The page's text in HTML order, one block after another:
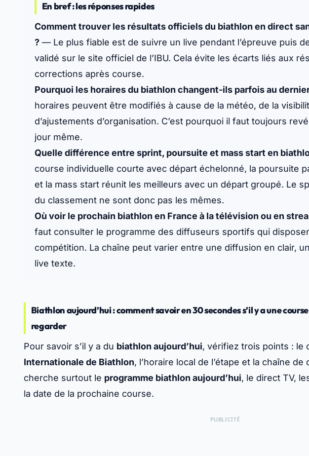
En bref : les réponses rapides
Comment trouver les résultats officiels du biathlon en direct
? — Le plus fiable est de suivre un live pendant l’épreuve puis
validé sur le site officiel de l’IBU. Cela évite les écarts liés aux
corrections après course.
Pourquoi les horaires du biathlon changent-ils parfois au
horaires peuvent être modifiés à cause de la météo, de la
d’ajustements d’organisation. C’est pourquoi il faut toujours
jour même.
Quelle différence entre sprint, poursuite et mass start en
course individuelle courte avec départ échelonné, la poursuite
et la mass start réunit les meilleurs avec un départ groupé. Le
du classement ne sont donc pas les mêmes.
Où voir le prochain biathlon en France à la télévision ou en
faut consulter le programme des diffuseurs sportifs qui
compétition. La chaîne peut varier entre une diffusion en clair,
live texte.
Biathlon aujourd’hui : comment savoir en 30 secondes s’il y a une
regarder
Pour savoir s’il y a du biathlon aujourd’hui, vérifiez trois points : le
Internationale de Biathlon, l’horaire local de l’étape et la chaîne
cherche surtout le programme biathlon aujourd’hui, le direct TV,
la date de la prochaine course.
PUBLICITÉ